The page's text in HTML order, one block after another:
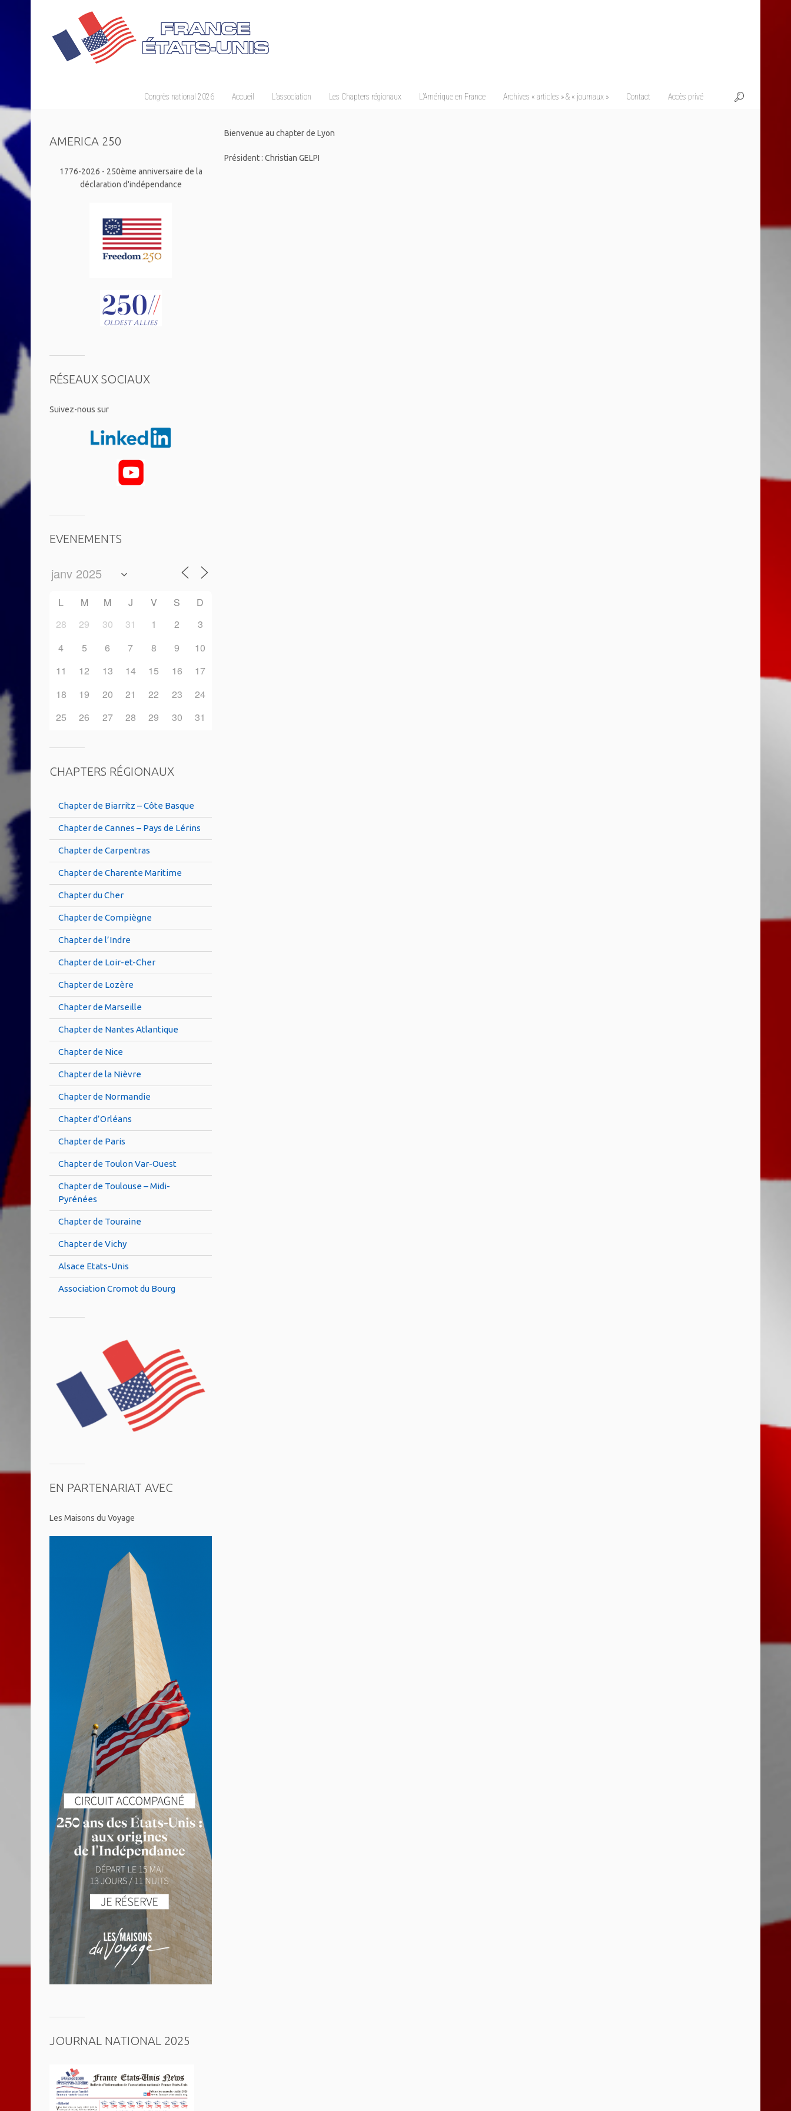
Congrès national 2026 Accueil L’association Les Chapters régionaux L’Amérique en France Archives « articles » & « journaux » Contact Accès privé
Bienvenue au chapter de Lyon
Président : Christian GELPI
AMERICA 250
1776-2026 - 250ème anniversaire de la
déclaration d'indépendance
RÉSEAUX SOCIAUX
​Suivez-nous sur
EVENEMENTS
L M M J V S
D
28
29 30 31 1 2
3
4
5 6 7 8 9
10
11
12 13 14 15 16
17
18
19 20 21 22 23
24
25
26 27 28 29 30 31
CHAPTERS RÉGIONAUX
Chapter de Biarritz – Côte Basque
Chapter de Cannes – Pays de Lérins
Chapter de Carpentras
Chapter de Charente Maritime
Chapter du Cher
Chapter de Compiègne
Chapter de l’Indre
Chapter de Loir-et-Cher
Chapter de Lozère
Chapter de Marseille
Chapter de Nantes Atlantique
Chapter de Nice
Chapter de la Nièvre
Chapter de Normandie
Chapter d’Orléans
Chapter de Paris
Chapter de Toulon Var-Ouest
Chapter de Toulouse – Midi-
Pyrénées
Chapter de Touraine
Chapter de Vichy
Alsace Etats-Unis
Association Cromot du Bourg
EN PARTENARIAT AVEC
Les Maisons du Voyage
JOURNAL NATIONAL 2025